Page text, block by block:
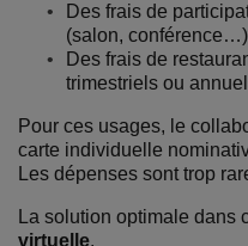
Des frais de
(salon, conférence…)
Des frais de
trimestriels ou
Pour ces usages, le
carte individuelle
Les dépenses sont trop
La solution optimale dans
virtuelle.